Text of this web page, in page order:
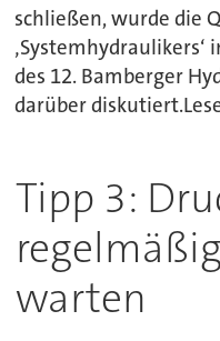
schließen, wurde die
‚Systemhydraulikers‘
des 12. Bamberger
darüber
Tipp 3:
warten